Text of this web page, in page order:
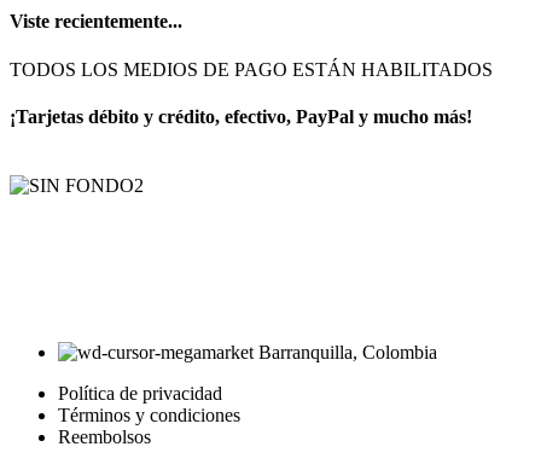
Viste recientemente...
TODOS LOS MEDIOS DE PAGO ESTÁN HABILITADOS
¡Tarjetas débito y crédito, efectivo, PayPal y mucho más!
Barranquilla, Colombia
Política de privacidad
Términos y condiciones
Reembolsos